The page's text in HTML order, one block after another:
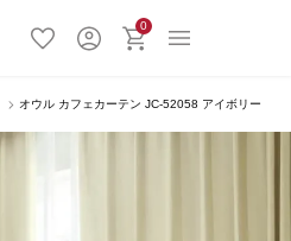
0
オウル カフェカーテン JC-52058 アイボリー